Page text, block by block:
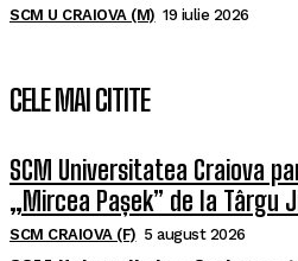
SCM U CRAIOVA (M) 19 iulie 2026
CELE MAI CITITE
SCM Universitatea Craiova
„Mircea Pașek” de la Târgu
SCM CRAIOVA (F) 5 august 2026